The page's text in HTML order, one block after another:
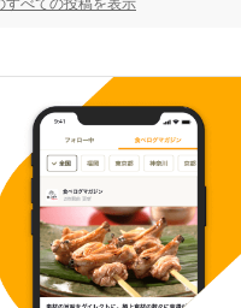
すべての投稿を表示